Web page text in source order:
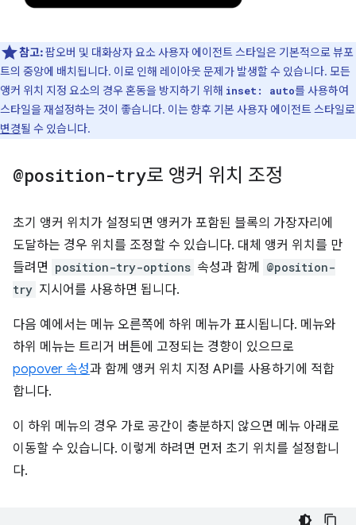
참고:팝오버 및 대화상자 요소 사용자 에이전트 스타일은 기본적으로 뷰포
트의 중앙에 배치됩니다. 이로 인해 레이아웃 문제가 발생할 수 있습니다. 모든
앵커 위치 지정 요소의 경우 혼동을 방지하기 위해 inset: auto를 사용하여
스타일을 재설정하는 것이 좋습니다. 이는 향후 기본 사용자 에이전트 스타일로
변경될 수 있습니다.
@position-try로 앵커 위치 조정
초기 앵커 위치가 설정되면 앵커가 포함된 블록의 가장자리에
도달하는 경우 위치를 조정할 수 있습니다. 대체 앵커 위치를 만
들려면 position-try-options 속성과 함께
@position-
try 지시어를 사용하면 됩니다.
다음 예에서는 메뉴 오른쪽에 하위 메뉴가 표시됩니다. 메뉴와
하위 메뉴는 트리거 버튼에 고정되는 경향이 있으므로
popover 속성과 함께 앵커 위치 지정 API를 사용하기에 적합
합니다.
이 하위 메뉴의 경우 가로 공간이 충분하지 않으면 메뉴 아래로
이동할 수 있습니다. 이렇게 하려면 먼저 초기 위치를 설정합니
다.